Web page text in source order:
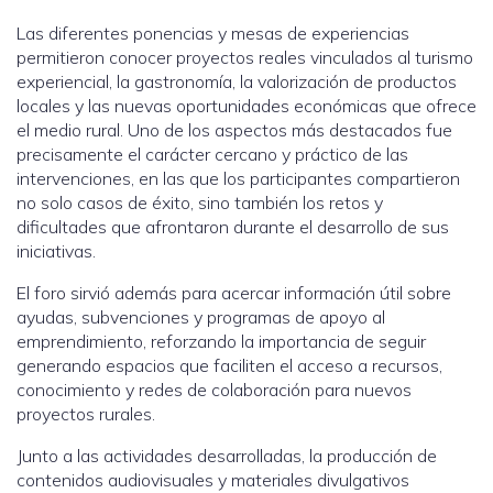
Las diferentes ponencias y mesas de experiencias
permitieron conocer proyectos reales vinculados al turismo
experiencial, la gastronomía, la valorización de productos
locales y las nuevas oportunidades económicas que ofrece
el medio rural. Uno de los aspectos más destacados fue
precisamente el carácter cercano y práctico de las
intervenciones, en las que los participantes compartieron
no solo casos de éxito, sino también los retos y
dificultades que afrontaron durante el desarrollo de sus
iniciativas.
El foro sirvió además para acercar información útil sobre
ayudas, subvenciones y programas de apoyo al
emprendimiento, reforzando la importancia de seguir
generando espacios que faciliten el acceso a recursos,
conocimiento y redes de colaboración para nuevos
proyectos rurales.
Junto a las actividades desarrolladas, la producción de
contenidos audiovisuales y materiales divulgativos